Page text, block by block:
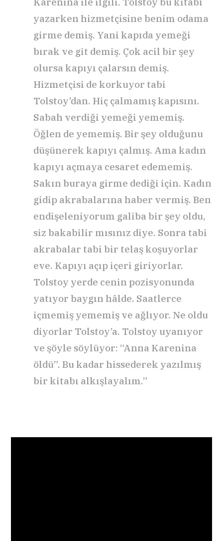
yazarken hizmetçisine benim odama
girme demiş. Yani kapıda yemeği
bırak ve git demiş. Çok acil bir şey
olursa kapıyı çalarsın demiş.
Hizmetçisi de korkuyor tabi
Tolstoy’dan. Hiç çalmamış kapısını.
Sabah verdiği yemeği yememiş.
Öğlen de yememiş. Bir şey olduğunu
düşünerek kapıyı çalmış. Ama kadın
kapıyı açmaya cesaret edememiş.
Sakın buraya girme dediği için. Kadın
gidip akrabalarına haber vermiş. Ben
endişeleniyorum galiba bir şey oldu,
siz bakabilir mısınız diye. Sonra tabi
akrabalar tabi bir telaş koşuyorlar
eve. Kapıyı açıp içeri giriyorlar.
Tolstoy yerde cenin pozisyonunda
yatıyor baygın hâlde. Saatlerce
içmemiş yememiş ve ağlıyor. Ne oldu
diyorlar Tolstoy’a. Tolstoy uyanıyor
ve şöyle söylüyor: “Anna Karenina
öldü”. Bu kadar hissederek yazılmış
bir kitabı alkışlayalım.”